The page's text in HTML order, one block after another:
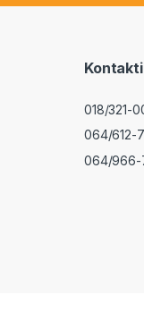
018/321-
064/612-
064/966-